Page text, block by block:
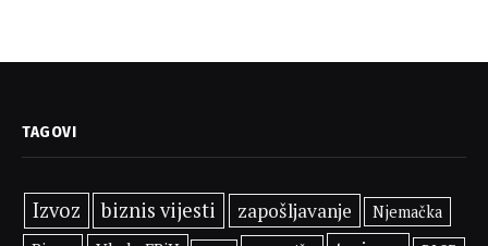
TAGOVI
Izvoz biznis vijesti zapošljavanje Njemačka